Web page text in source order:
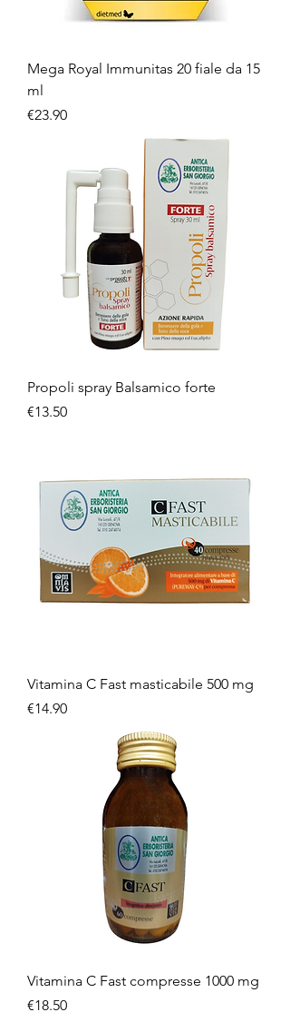
Mega Royal Immunitas 20 fiale da 15
ml
Price
€23.90
Propoli spray Balsamico forte
Price
€13.50
Vitamina C Fast masticabile 500 mg
Price
€14.90
Vitamina C Fast compresse 1000 mg
Price
€18.50